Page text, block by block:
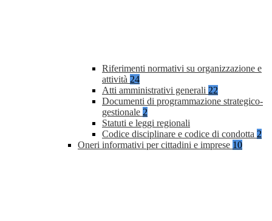
Riferimenti normativi su organizzazione e
attività 24
Atti amministrativi generali 22
Documenti di programmazione strategico-
gestionale 2
Statuti e leggi regionali
Codice disciplinare e codice di condotta 2
Oneri informativi per cittadini e imprese 10